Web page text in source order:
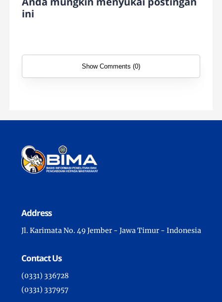
ini
Show Comments (0)
Address
Jl. Karimata No. 49 Jember - Jawa Timur - Indonesia
Contact Us
(0331) 336728
(0331) 337957